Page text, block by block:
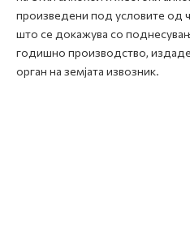
произведени под условите од
што се докажува со
годишно производство,
орган на земјата извозник.